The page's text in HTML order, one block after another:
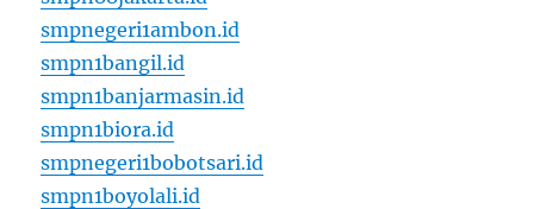
smpnegeri1ambon.id
smpn1bangil.id
smpn1banjarmasin.id
smpn1biora.id
smpnegeri1bobotsari.id
smpn1boyolali.id